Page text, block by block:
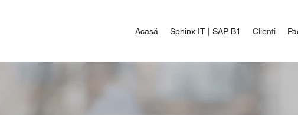
Acasă Sphinx IT | SAP B1 Clienți